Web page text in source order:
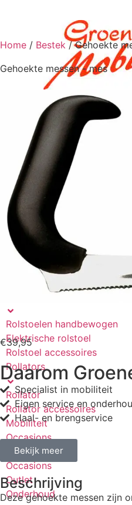
0,00
Scootmobiel aan huis
Scootmobielen
Scootmobielen
Scootmobiel accessoires
Scootmobiel accu’s
Driewielfietsen
Rolstoelen
Rolstoelen handbewogen
Elektrische rolstoel
Rolstoel accessoires
Rollators
Rollator
Rollator accessoires
Mobiliteit
Occasions
Occasions
Outlet
Onderhoud
Home / Bestek/ Gehoekte
Gehoekte messen - mes
€39,95
Daarom
Specialist in mobiliteit
Eigen service en
Haal- en brengservice
Bekijk meer
Beschrijving
Deze gehoekte messen zijn